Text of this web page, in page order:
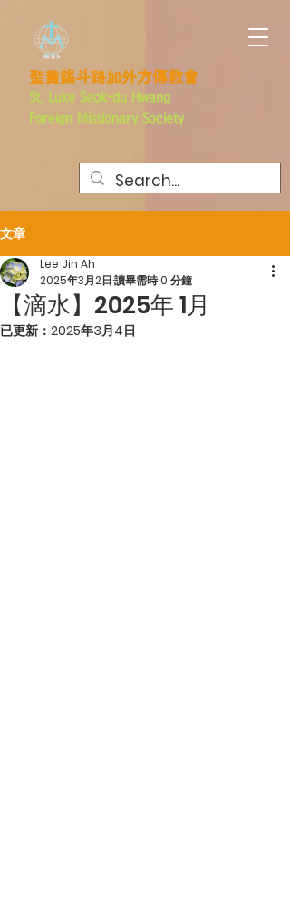
聖黃錫斗路加外方傳教會
St. Luke Seok-du Hwang
Foreign Missionary Society
文章
【滴水】2025年 1月
Lee Jin Ah
2025年3月2日讀畢需時 0 分鐘
已更新： 2025年3月4日